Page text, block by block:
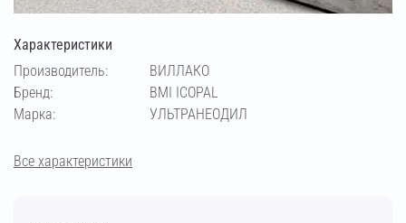
Характеристики
Производитель:
ВИЛЛАКО
Бренд:
BMI ICOPAL
Марка:
УЛЬТРАНЕОДИЛ
Все характеристики